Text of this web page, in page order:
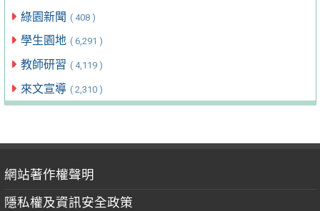
綠園新聞 ( 408 )
學生園地 ( 6,291 )
教師研習 ( 4,119 )
來文宣導 ( 2,310 )
網站著作權聲明
隱私權及資訊安全政策